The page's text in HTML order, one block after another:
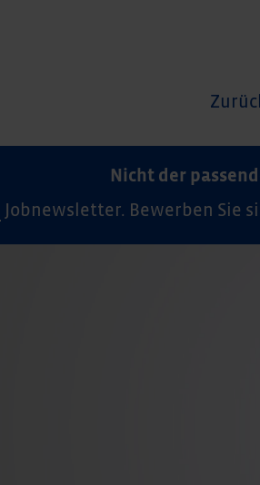
Nicht der
Jobnewsletter. Bewerben Sie